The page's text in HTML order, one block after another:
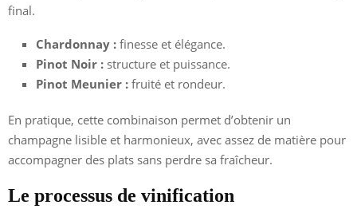
final.
Chardonnay : finesse et élégance.
Pinot Noir : structure et puissance.
Pinot Meunier : fruité et rondeur.
En pratique, cette combinaison permet d’obtenir un
champagne lisible et harmonieux, avec assez de matière pour
accompagner des plats sans perdre sa fraîcheur.
Le processus de vinification